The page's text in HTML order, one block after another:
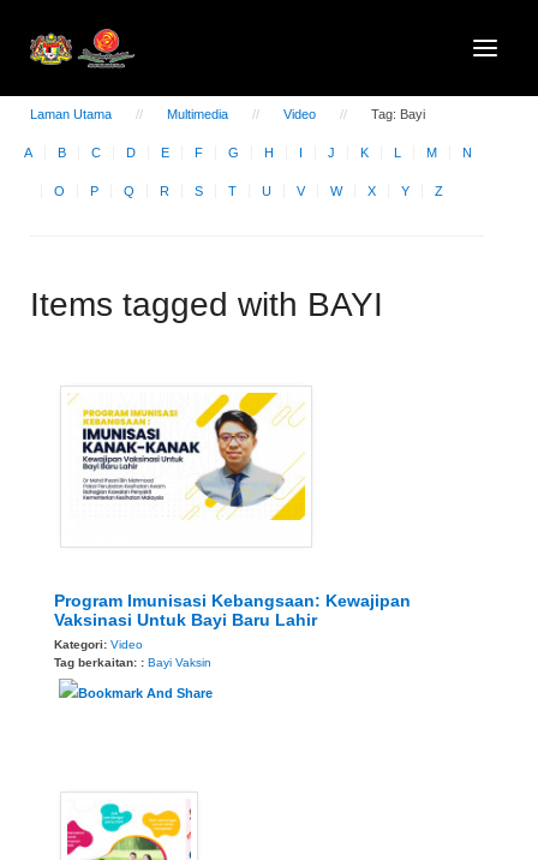
Laman Utama Multimedia Video Tag: Bayi
A B C D E F G H I J K L M N
O P Q R S T U V W X Y Z
Items tagged with BAYI
Program Imunisasi Kebangsaan: Kewajipan
Vaksinasi Untuk Bayi Baru Lahir
Kategori: Video
Tag berkaitan: : Bayi Vaksin